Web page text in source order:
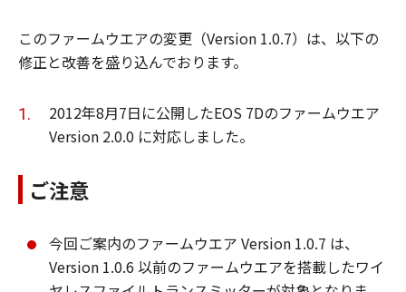
このファームウエアの変更（Version 1.0.7）は、以下の
修正と改善を盛り込んでおります。
2012年8月7日に公開したEOS 7Dのファームウエア
Version 2.0.0 に対応しました。
ご注意
今回ご案内のファームウエア Version 1.0.7 は、
Version 1.0.6 以前のファームウエアを搭載したワイ